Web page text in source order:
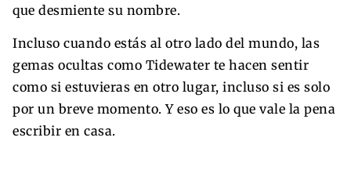
que desmiente su nombre.
Incluso cuando estás al otro lado del mundo, las
gemas ocultas como Tidewater te hacen sentir
como si estuvieras en otro lugar, incluso si es solo
por un breve momento. Y eso es lo que vale la pena
escribir en casa.